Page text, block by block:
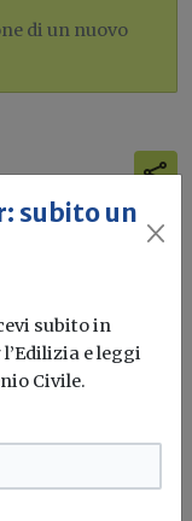
di un nuovo
subito un
subito in
e leggi
Civile.